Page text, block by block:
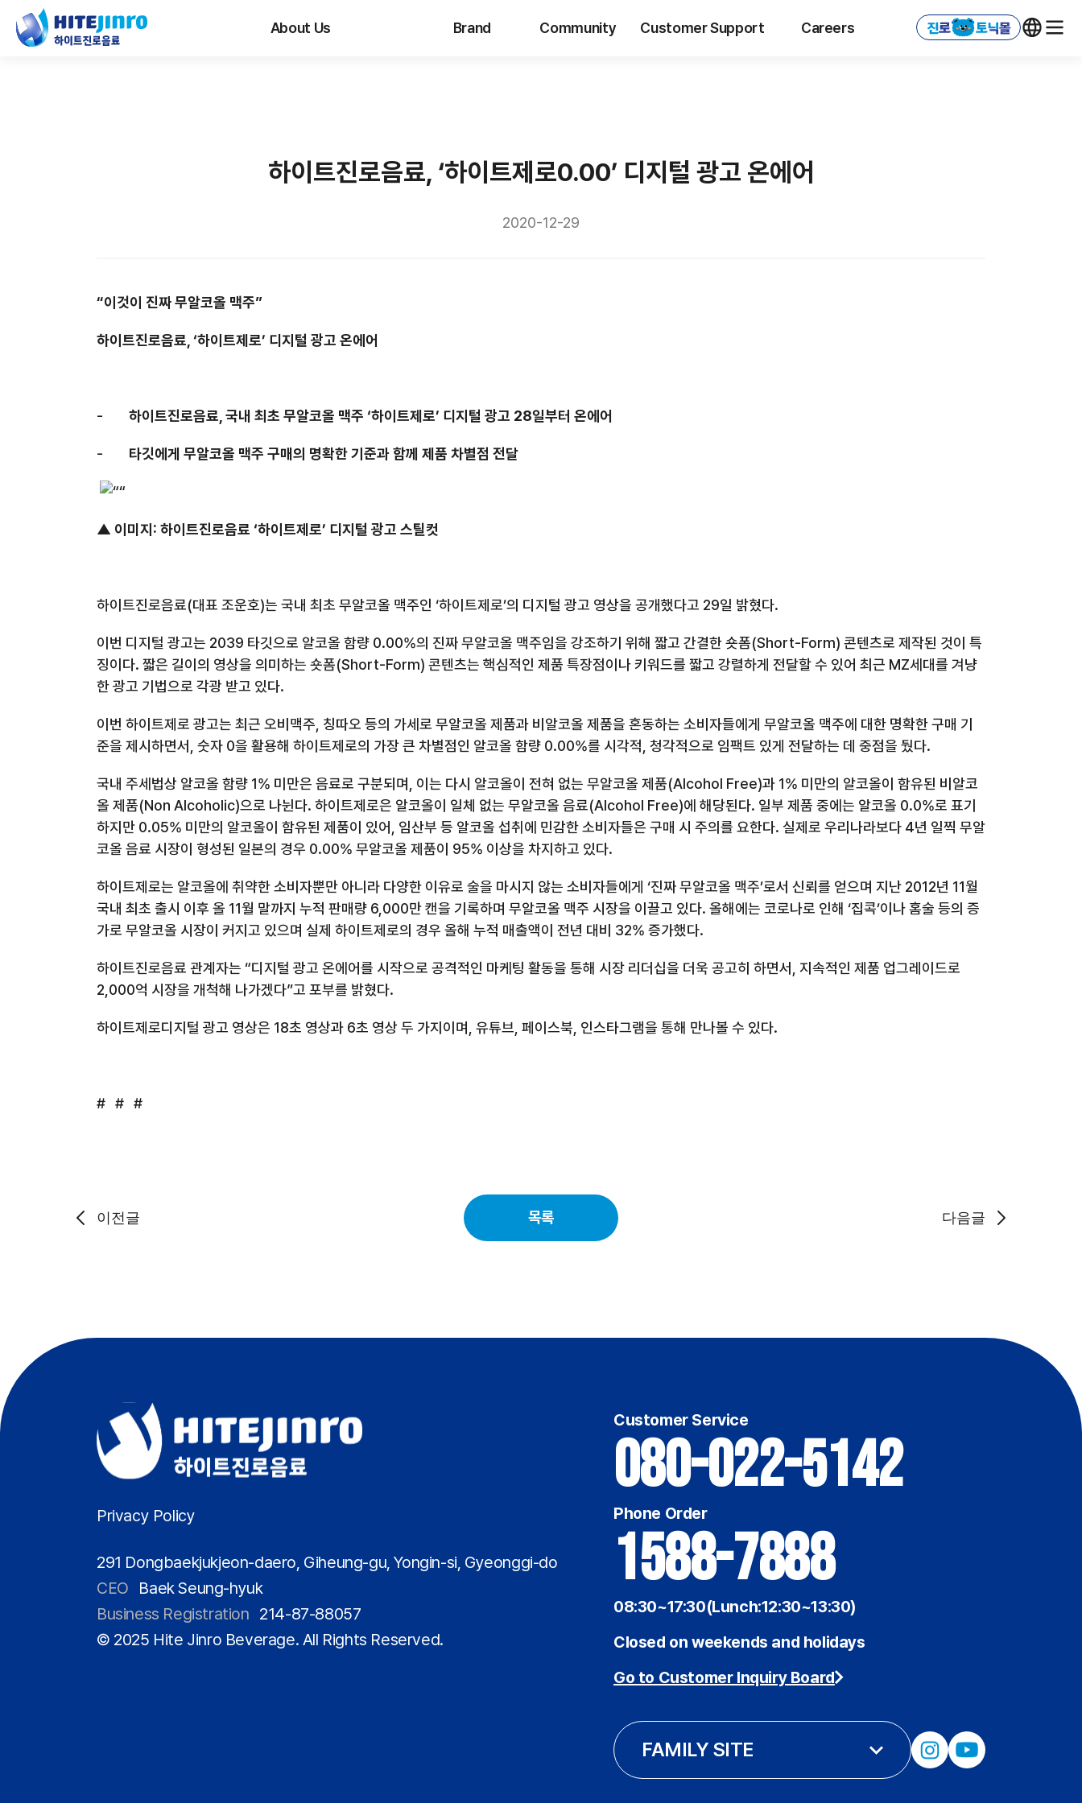
About Us Brand Community Customer Support Careers
하이트진로음료, ‘하이트제로0.00’ 디지털 광고 온에어
2020-12-29
“이것이 진짜 무알코올 맥주”
하이트진로음료 ‘하이트제로’ 디지털 광고 온에어
- 하이트진로음료 국내 최초 무알코올 맥주 ‘하이트제로’ 디지털 광고 28일부터 온에어
- 타깃에게 무알코올 맥주 구매의 명확한 기준과 함께 제품 차별점 전달
▲ 이미지 : 하이트진로음료 ‘하이트제로’ 디지털 광고 스틸컷
하이트진로음료(대표 조운호)는 국내 최초 무알코올 맥주인 ‘하이트제로’의 디지털 광고 영상을 공개했다고 29일 밝혔다.
이번 디지털 광고는 2039 타깃으로 알코올 함량 0.00%의 진짜 무알코올 맥주임을 강조하기 위해 짧고 간결한 숏폼(Short-Form) 콘텐츠로 제작된 것이 특
징이다. 짧은 길이의 영상을 의미하는 숏폼(Short-Form) 콘텐츠는 핵심적인 제품 특장점이나 키워드를 짧고 강렬하게 전달할 수 있어 최근 MZ세대를 겨냥
한 광고 기법으로 각광 받고 있다.
이번 하이트제로 광고는 최근 오비맥주 칭따오 등의 가세로 무알코올 제품과 비알코올 제품을 혼동하는 소비자들에게 무알코올 맥주에 대한 명확한 구매 기
준을 제시하면서
숫자 0을 활용해 하이트제로의 가장 큰 차별점인 알코올 함량 0.00%를 시각적 청각적으로 임팩트 있게 전달하는 데 중점을 뒀다.
국내 주세법상 알코올 함량 1% 미만은 음료로 구분되며 이는 다시 알코올이 전혀 없는 무알코올 제품(Alcohol Free)과 1% 미만의 알코올이 함유된 비알코
올 제품(Non Alcoholic)으로 나뉜다. 하이트제로은 알코올이 일체 없는 무알코올 음료(Alcohol Free)에 해당된다. 일부 제품 중에는 알코올 0.0%로 표기
하지만 0.05% 미만의 알코올이 함유된 제품이 있어 임산부 등 알코올 섭취에 민감한 소비자들은 구매 시 주의를 요한다. 실제로 우리나라보다 4년 일찍 무알
코올 음료 시장이 형성된 일본의 경우 0.00% 무알코올 제품이 95% 이상을 차지하고 있다.
하이트제로는 알코올에 취약한소비자뿐만 아니라 다양한 이유로 술을 마시지 않는 소비자들에게 ‘진짜 무알코올 맥주’로서 신뢰를 얻으며 지난 2012년 11월
국내 최초 출시 이후 올 11월 말까지 누적 판매량 6,000만 캔을 기록하며 무알코올 맥주 시장을 이끌고 있다. 올해에는 코로나로 인해 ‘집콕’이나 홈술 등의 증
가로 무알코올 시장이 커지고 있으며 실제 하이트제로의 경우 올해 누적 매출액이 전년 대비 32% 증가했다.
하이트진로음료 관계자는 “디지털 광고 온에어를 시작으로 공격적인 마케팅 활동을 통해 시장 리더십을 더욱 공고히 하면서
지속적인 제품 업그레이드로
2,000억 시장을 개척해 나가겠다”고 포부를 밝혔다.
하이트제로디지털 광고 영상은 18초 영상과 6초 영상 두 가지이며 유튜브 페이스북 인스타그램을 통해 만나볼 수 있다.
# # #
이전글 목록 다음글
Privacy Policy
291 Dongbaekjukjeon-daero, Giheung-gu, Yongin-si, Gyeonggi-do
CEO
Baek Seung-hyuk
Business Registration 214-87-88057
© 2025 Hite Jinro Beverage. All Rights Reserved.
Customer Service
080-022-5142
Phone Order
1588-7888
08:30~17:30(Lunch:12:30~13:30)
Closed on weekends and holidays
Go to Customer Inquiry Board
FAMILY SITE